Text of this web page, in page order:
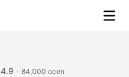
4.9 · 84,000 ocen